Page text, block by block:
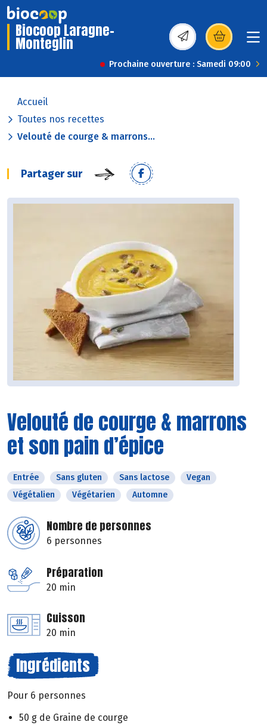
Biocoop Laragne-
Monteglin (s’ouvre dans une
Prochaine ouverture : Samedi 09:00
Accueil
Toutes nos recettes
Velouté de courge & marrons...
Partager sur
Velouté de courge & marrons
et son pain d’épice
Entrée Sans gluten Sans lactose
Vegan
Végétalien
Végétarien Automne
Nombre de personnes
6 personnes
Préparation
20 min
Cuisson
20 min
Ingrédients
Pour 6 personnes
50 g de Graine de courge